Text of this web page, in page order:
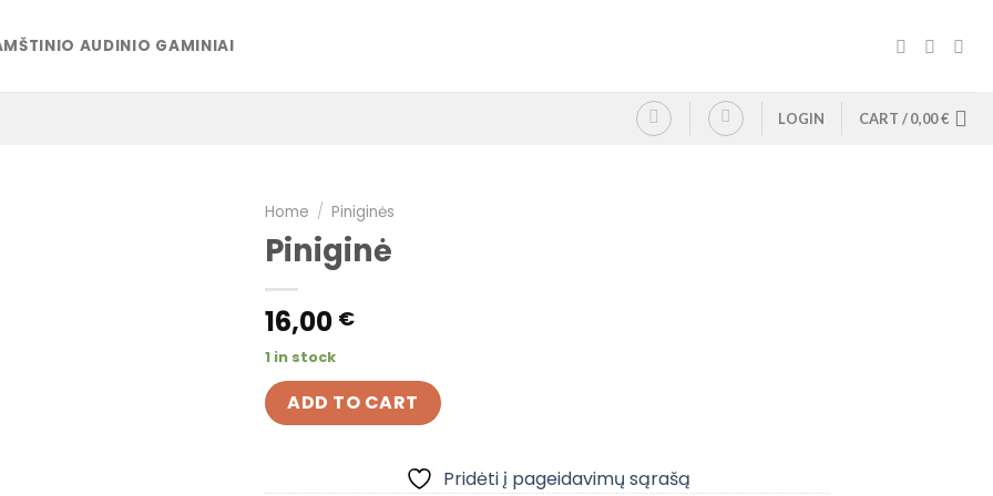
AUDINIO GAMINIAI
LOGIN CART /0,00€
Home / Piniginės
Piniginė
16,00 €
1 in stock
ADD TO CART
Pridėti į pageidavimų sąrašą